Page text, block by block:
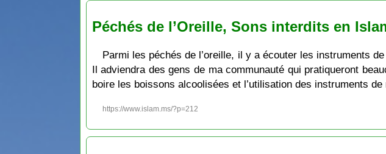
Péchés de l’Oreille, Sons interdits en
Parmi les péchés de l’oreille, il y a écouter les instruments
Il adviendra des gens de ma communauté qui pratiqueront
boire les boissons alcoolisées et l’utilisation des instruments
https://www.islam.ms/?p=212